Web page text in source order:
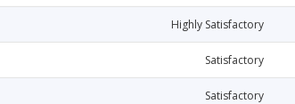
Highly Satisfactory
Satisfactory
Satisfactory